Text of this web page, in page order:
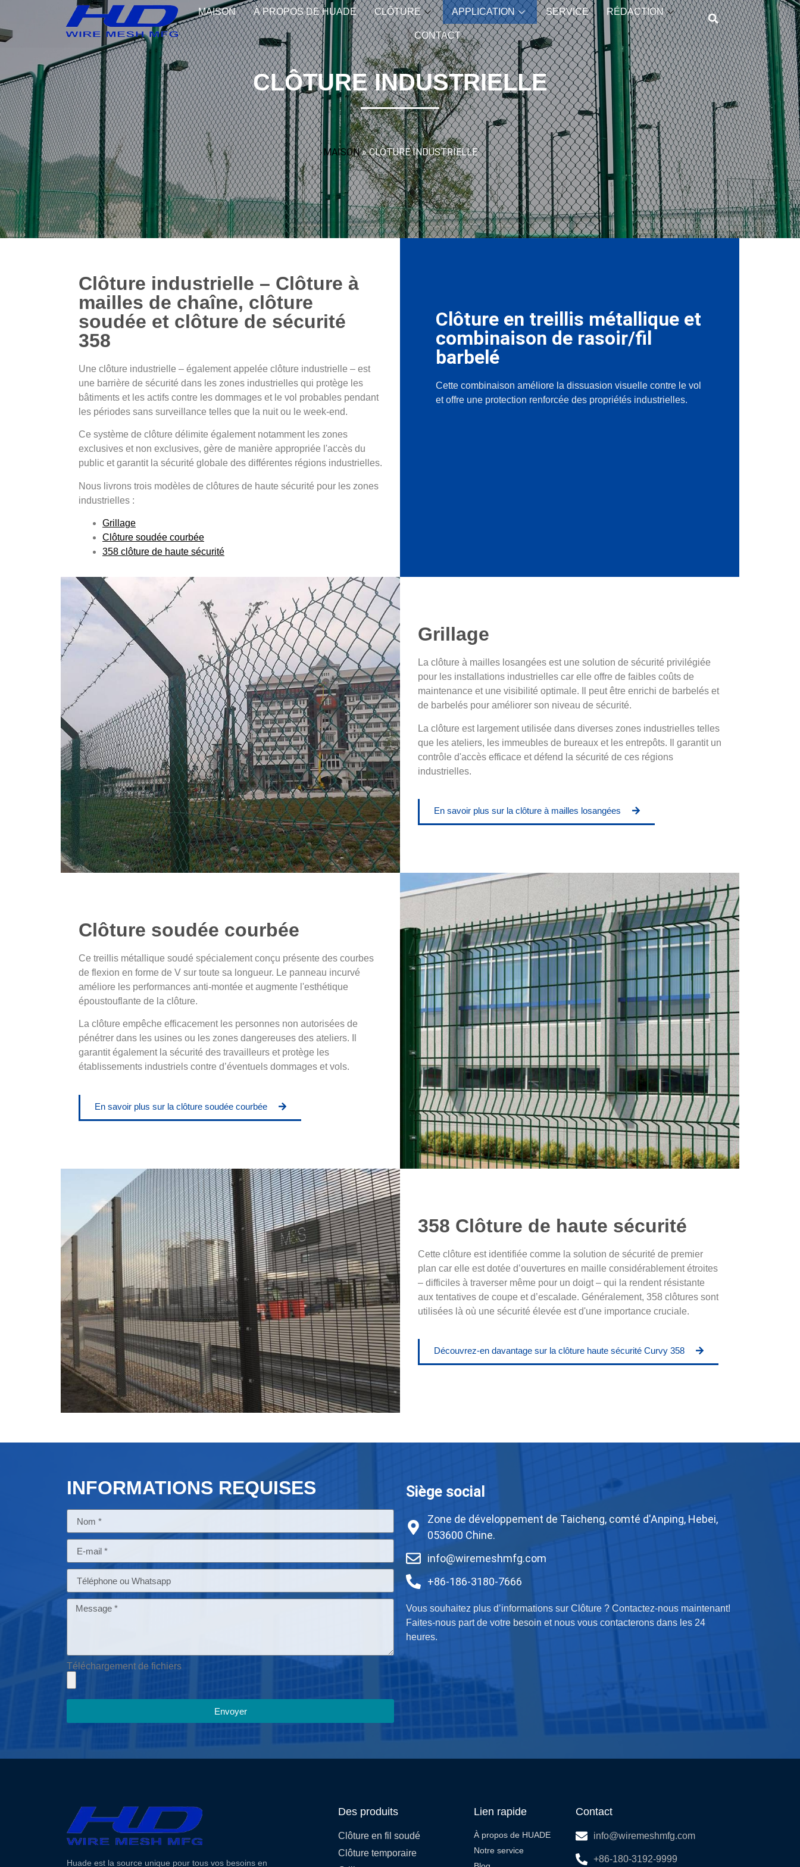
MAISON À PROPOS DE HUADE CLÔTURE APPLICATION SERVICE RÉDACTION
CONTACT
CLÔTURE INDUSTRIELLE
MAISON»CLÔTURE INDUSTRIELLE
Clôture industrielle – Clôture à
mailles de chaîne, clôture
soudée et clôture de sécurité
358
Une clôture industrielle – également appelée clôture industrielle – est
une barrière de sécurité dans les zones industrielles qui protège les
bâtiments et les actifs contre les dommages et le vol probables pendant
les périodes sans surveillance telles que la nuit ou le week-end.
Ce système de clôture délimite également notamment les zones
exclusives et non exclusives, gère de manière appropriée l'accès du
public et garantit la sécurité globale des différentes régions industrielles.
Nous livrons trois modèles de clôtures de haute sécurité pour les zones
industrielles :
Grillage
Clôture soudée courbée
358 clôture de haute sécurité
Clôture en treillis métallique et
combinaison de rasoir/fil
barbelé
Cette combinaison améliore la dissuasion visuelle contre le vol
et offre une protection renforcée des propriétés industrielles.
Grillage
La clôture à mailles losangées est une solution de sécurité privilégiée
pour les installations industrielles car elle offre de faibles coûts de
maintenance et une visibilité optimale. Il peut être enrichi de barbelés et
de barbelés pour améliorer son niveau de sécurité.
La clôture est largement utilisée dans diverses zones industrielles telles
que les ateliers, les immeubles de bureaux et les entrepôts. Il garantit un
contrôle d'accès efficace et défend la sécurité de ces régions
industrielles.
En savoir plus sur la clôture à mailles losangées
Clôture soudée courbée
Ce treillis métallique soudé spécialement conçu présente des courbes
de flexion en forme de V sur toute sa longueur. Le panneau incurvé
améliore les performances anti-montée et augmente l'esthétique
époustouflante de la clôture.
La clôture empêche efficacement les personnes non autorisées de
pénétrer dans les usines ou les zones dangereuses des ateliers. Il
garantit également la sécurité des travailleurs et protège les
établissements industriels contre d’éventuels dommages et vols.
En savoir plus sur la clôture soudée courbée
358 Clôture de haute sécurité
Cette clôture est identifiée comme la solution de sécurité de premier
plan car elle est dotée d’ouvertures en maille considérablement étroites
– difficiles à traverser même pour un doigt – qui la rendent résistante
aux tentatives de coupe et d’escalade. Généralement, 358 clôtures sont
utilisées là où une sécurité élevée est d'une importance cruciale.
Découvrez-en davantage sur la clôture haute sécurité Curvy 358
INFORMATIONS REQUISES
Téléchargement de fichiers
Envoyer
Siège social
Zone de développement de Taicheng, comté d'Anping, Hebei,
053600 Chine.
info@wiremeshmfg.com
+86-186-3180-7666
Vous souhaitez plus d’informations sur Clôture ? Contactez-nous maintenant!
Faites-nous part de votre besoin et nous vous contacterons dans les 24
heures.
Huade est la source unique pour tous vos besoins en
Des produits
Clôture en fil soudé
Clôture temporaire
Lien rapide
À propos de HUADE
Notre service
Contact
info@wiremeshmfg.com
+86-180-3192-9999